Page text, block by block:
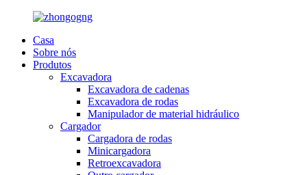
Casa
Sobre nós
Produtos
Excavadora
Excavadora de cadenas
Excavadora de rodas
Manipulador de material hidráulico
Cargador
Cargadora de rodas
Minicargadora
Retroexcavadora